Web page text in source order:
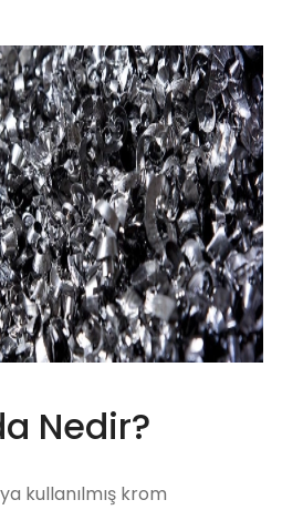
Nedir?
kullanılmış krom